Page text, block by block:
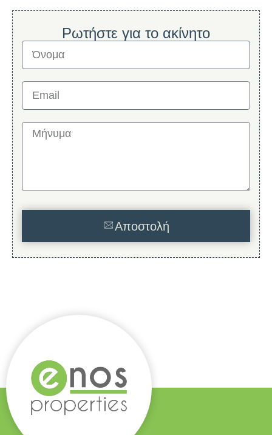
Ρωτήστε για το ακίνητο
Αποστολή